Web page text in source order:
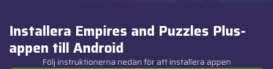
Installera Empires and Puzzles Plus-
appen till Android
Följ instruktionerna nedan för att installera appen